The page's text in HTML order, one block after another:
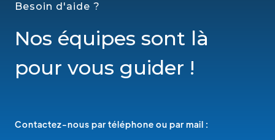
Besoin d'aide ?
Nos équipes sont là
pour vous guider !
Contactez-nous par téléphone ou par mail :